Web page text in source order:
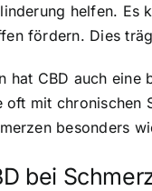
helfen.
fördern. Dies
CBD auch
mit
besonders
bei